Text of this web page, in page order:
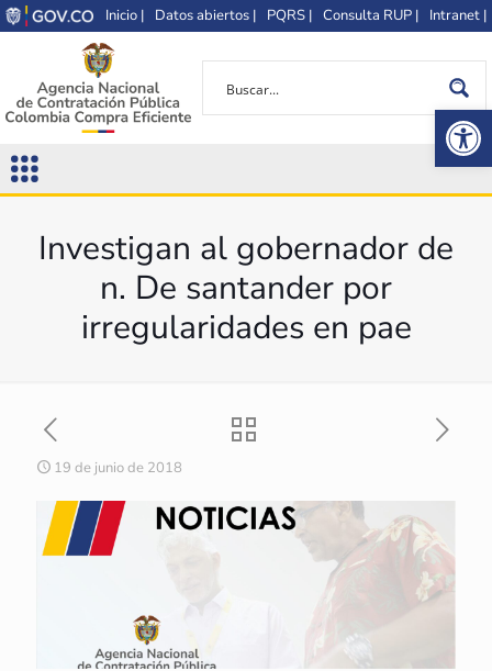
Inicio | Datos abiertos | PQRS | Consulta RUP | Intranet |
Investigan al gobernador de
n. De santander por
irregularidades en pae
19 de junio de 2018